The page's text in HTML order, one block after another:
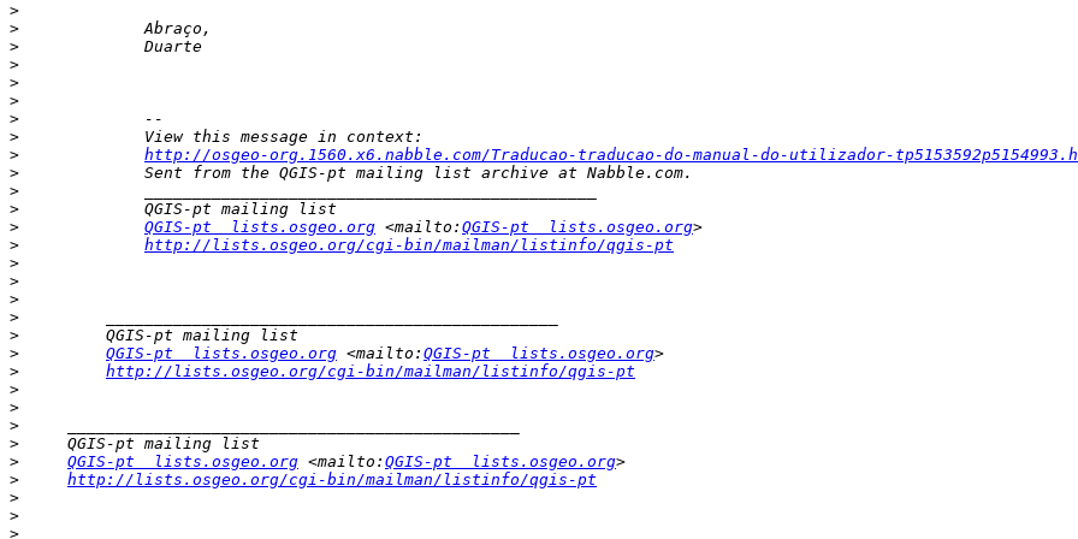
>
>
>
>
>
>
>
>
>
http://osgeo-org.1560.x6.nabble.com/Traducao-traducao-do-manual-do-utilizador-
>
>
>
>
QGIS-pt  lists.osgeo.org <mailto: QGIS-pt  lists.osgeo.org
>
http://lists.osgeo.org/cgi-bin/mailman/listinfo/qgis-pt
>
>
>
>
>
>
QGIS-pt  lists.osgeo.org <mailto: QGIS-pt  lists.osgeo.org
>
http://lists.osgeo.org/cgi-bin/mailman/listinfo/qgis-pt
>
>
>
>
>
QGIS-pt  lists.osgeo.org <mailto: QGIS-pt  lists.osgeo.org
>
http://lists.osgeo.org/cgi-bin/mailman/listinfo/qgis-pt
>
>
>